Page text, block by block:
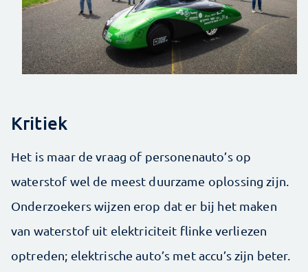
Kritiek
Het is maar de vraag of personenauto’s op
waterstof wel de meest duurzame oplossing zijn.
Onderzoekers wijzen erop dat er bij het maken
van waterstof uit elektriciteit flinke verliezen
optreden; elektrische auto’s met accu’s zijn beter.